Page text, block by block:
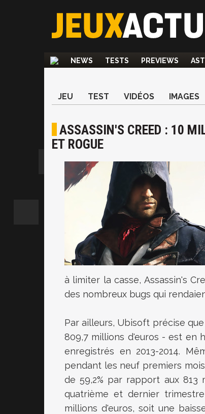
NEWS TESTS PREVIEWS
JEU TEST VIDÉOS IMAGES
ASSASSIN'S CREED : 10
ET ROGUE
à limiter la casse, Assassin's
des nombreux bugs qui
Par ailleurs, Ubisoft précise
809,7 millions d'euros - est en
enregistrés en 2013-2014.
pendant les neuf premiers
de 59,2% par rapport aux 813
quatrième et dernier
millions d'euros, soit une